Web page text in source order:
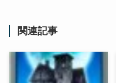
関連記事